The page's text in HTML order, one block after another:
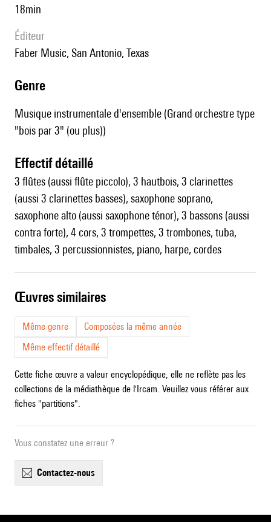
18min
éditeur
Faber Music, San Antonio, Texas
genre
Musique instrumentale d'ensemble (Grand orchestre type
"bois par 3" (ou plus))
effectif détaillé
3 flûtes (aussi flûte piccolo), 3 hautbois, 3 clarinettes
(aussi 3 clarinettes basses), saxophone soprano,
saxophone alto (aussi saxophone ténor), 3 bassons (aussi
contra forte), 4 cors, 3 trompettes, 3 trombones, tuba,
timbales, 3 percussionnistes, piano, harpe, cordes
œuvres similaires
Même genre
Composées la même année
Même effectif détaillé
Cette fiche œuvre a valeur encyclopédique, elle ne reflète pas les
collections de la médiathèque de l'Ircam. Veuillez vous référer aux
fiches "partitions".
Vous constatez une erreur ?
contactez-nous